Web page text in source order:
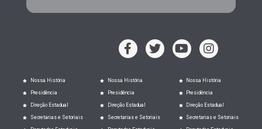
Nossa História
Presidência
Direção Estadual
Secretarias e Setoriais
Nossa História
Presidência
Direção Estadual
Secretarias e Setoriais
Nossa História
Presidência
Direção Estadual
Secretarias e Setoriais